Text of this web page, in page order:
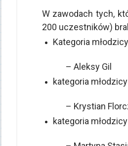
W zawodach tych,
200 uczestników)
Kategoria
– Aleksy Gil
kategoria
– Krystian
kategoria